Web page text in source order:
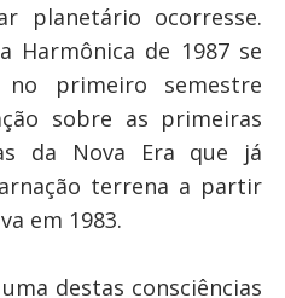
planetário ocorresse.
Harmônica de 1987 se
primeiro semestre
sobre as primeiras
da Nova Era que já
terrena a partir
em 1983.
destas consciências